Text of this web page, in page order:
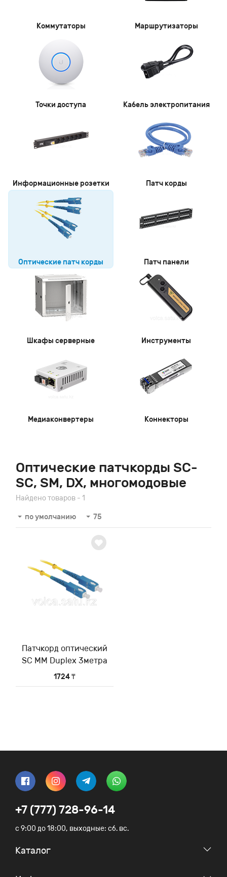
Коммутаторы Маршрутизаторы
Точки доступа Кабель электропитания
Информационные розетки Патч корды
Оптические патч корды Патч панели
Шкафы серверные Инструменты
Медиаконвертеры Коннекторы
Оптические патчкорды SC-
SC, SM, DX, многомодовые
Найдено товаров - 1
по умолчанию 75
Патчкорд оптический
SC MM Duplex 3метра
1724 ₸
+7 (777) 728-96-14
c 9:00 до 18:00, выходные: сб. вс.
Каталог